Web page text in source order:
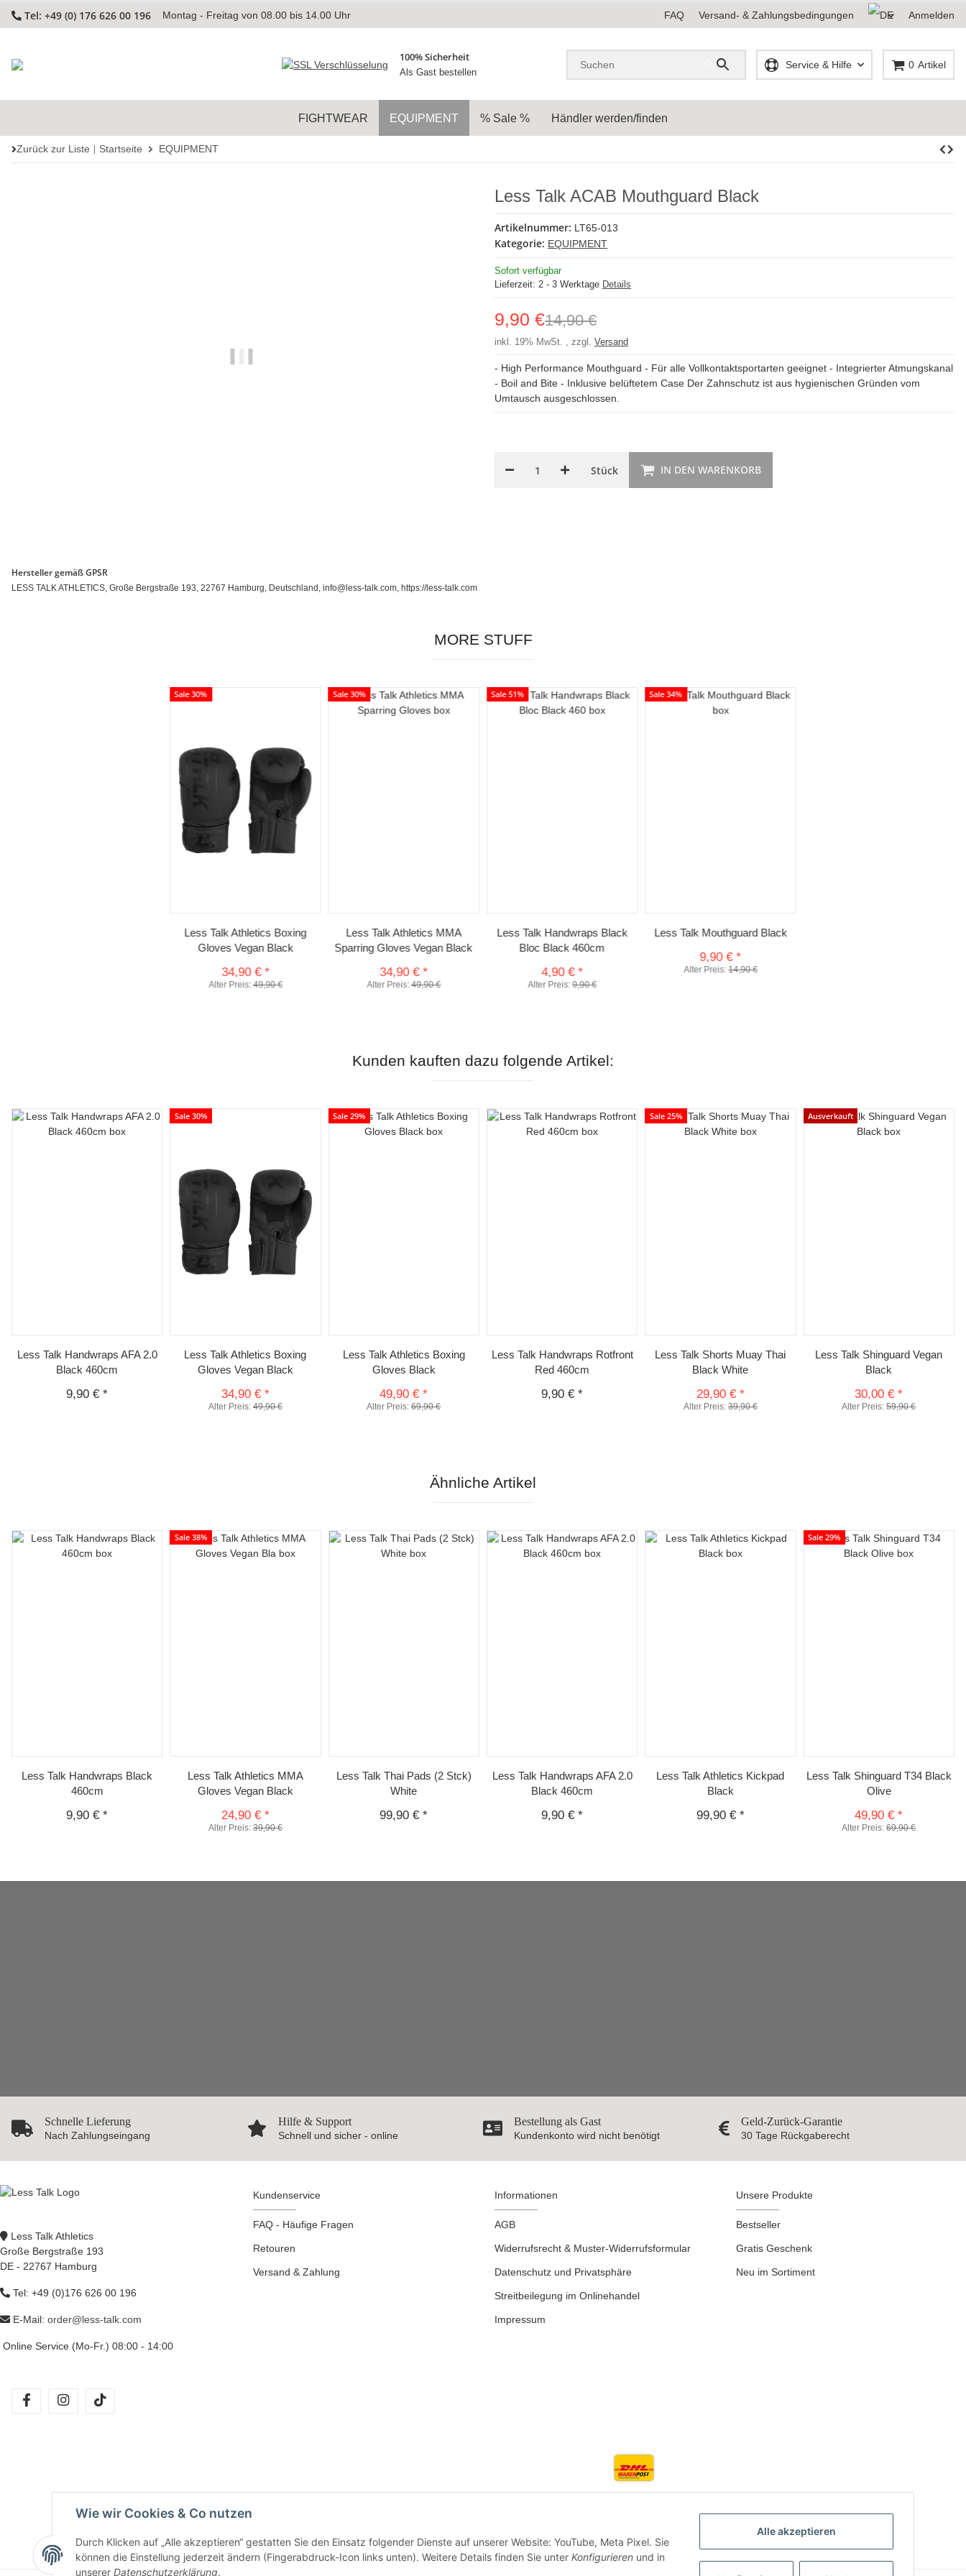
Wie wir Cookies & Co nutzen
Durch Klicken auf „Alle akzeptieren“ gestatten Sie den Einsatz folgender Dienste auf unserer Website: YouTube, Meta Pixel. Sie
können die Einstellung jederzeit ändern (Fingerabdruck-Icon links unten). Weitere Details finden Sie unter Konfigurieren und in
unserer Datenschutzerklärung.
Alle akzeptieren
Tel: +49 (0) 176 626 00 196 Montag - Freitag von 08.00 bis 14.00 Uhr FAQ Versand- & Zahlungsbedingungen Anmelden
100% Sicherheit
Als Gast bestellen
Service & Hilfe 0 Artikel
FIGHTWEAR EQUIPMENT % Sale % Händler werden/finden
Zurück zur Liste Startseite EQUIPMENT
Less Talk ACAB Mouthguard Black
Artikelnummer: LT65-013
Kategorie: EQUIPMENT
Sofort verfügbar
Lieferzeit: 2 - 3 Werktage Details
9,90 €14,90 €
inkl. 19% MwSt. , zzgl. Versand
- High Performance Mouthguard - Für alle Vollkontaktsportarten geeignet - Integrierter Atmungskanal
- Boil and Bite - Inklusive belüftetem Case Der Zahnschutz ist aus hygienischen Gründen vom
Umtausch ausgeschlossen.
Stück IN DEN WARENKORB
Hersteller gemäß GPSR
LESS TALK ATHLETICS, Große Bergstraße 193, 22767 Hamburg, Deutschland, info@less-talk.com, https://less-talk.com
MORE STUFF
Sale 30%
Less Talk Athletics Boxing
Gloves Vegan Black
34,90 € *
Alter Preis:49,90 €
Sale 30%
Less Talk Athletics MMA
Sparring Gloves Vegan Black
34,90 €*
Alter Preis:49,90 €
Sale 51%
Less Talk Handwraps Black
Bloc Black 460cm
4,90 €*
Alter Preis:9,90 €
Sale 34%
Less Talk Mouthguard Black
9,90 €*
Alter Preis:14,90 €
Kunden kauften dazu folgende Artikel:
Less Talk Handwraps AFA 2.0
Black 460cm
9,90 €*
Sale 30%
Less Talk Athletics Boxing
Gloves Vegan Black
34,90 € *
Alter Preis: 49,90 €
Sale 29%
Less Talk Athletics Boxing
Gloves Black
49,90 €*
Alter Preis:69,90 €
Less Talk Handwraps Rotfront
Red 460cm
9,90 €*
Sale 25%
Less Talk Shorts Muay Thai
Black White
29,90 € *
Alter Preis: 39,90 €
Ausverkauft
Less Talk Shinguard Vegan
Black
30,00 €*
Alter Preis:59,90 €
Ähnliche Artikel
Less Talk Handwraps Black
460cm
9,90 €*
Sale 38%
Less Talk Athletics MMA
Gloves Vegan Black
24,90 € *
Alter Preis: 39,90 €
Less Talk Thai Pads (2 Stck)
White
99,90 €*
Less Talk Handwraps AFA 2.0
Black 460cm
9,90 €*
Less Talk Athletics Kickpad
Black
99,90 € *
Sale 29%
Less Talk Shinguard T34 Black
Olive
49,90 €*
Alter Preis:69,90 €
Schnelle Lieferung
Nach Zahlungseingang
Hilfe & Support
Schnell und sicher - online
Bestellung als Gast
Kundenkonto wird nicht benötigt
Geld-Zurück-Garantie
30 Tage Rückgaberecht
Less Talk Athletics
Große Bergstraße 193
DE - 22767 Hamburg
Tel: +49 (0)176 626 00 196
E-Mail: order@less-talk.com
Online Service (Mo-Fr.) 08:00 - 14:00
facebookinstagram
Kundenservice
FAQ - Häufige Fragen
Retouren
Versand & Zahlung
Informationen
AGB
Widerrufsrecht & Muster-Widerrufsformular
Datenschutz und Privatsphäre
Streitbeilegung im Onlinehandel
Impressum
Unsere Produkte
Bestseller
Gratis Geschenk
Neu im Sortiment
VERTRAG WIDERRUFEN